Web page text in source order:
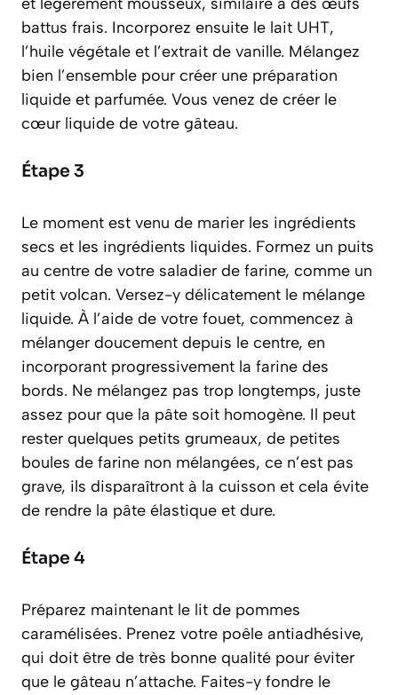
battus frais. Incorporez ensuite le lait UHT,
l’huile végétale et l’extrait de vanille. Mélangez
bien l’ensemble pour créer une préparation
liquide et parfumée. Vous venez de créer le
cœur liquide de votre gâteau.
Étape 3
Le moment est venu de marier les ingrédients
secs et les ingrédients liquides. Formez un puits
au centre de votre saladier de farine, comme un
petit volcan. Versez-y délicatement le mélange
liquide. À l’aide de votre fouet, commencez à
mélanger doucement depuis le centre, en
incorporant progressivement la farine des
bords. Ne mélangez pas trop longtemps, juste
assez pour que la pâte soit homogène. Il peut
rester quelques petits grumeaux, de petites
boules de farine non mélangées, ce n’est pas
grave, ils disparaîtront à la cuisson et cela évite
de rendre la pâte élastique et dure.
Étape 4
Préparez maintenant le lit de pommes
caramélisées. Prenez votre poêle antiadhésive,
qui doit être de très bonne qualité pour éviter
que le gâteau n’attache. Faites-y fondre le